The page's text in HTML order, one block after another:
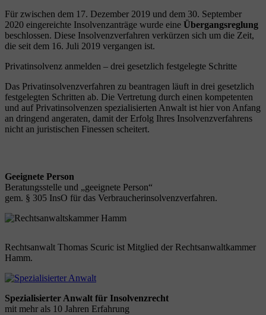
Für zwischen dem 17. Dezember 2019 und dem 30. September
2020 eingereichte Insolvenzanträge wurde eine Übergangsreglung
beschlossen. Diese Insolvenzverfahren verkürzen sich um die Zeit,
die seit dem 16. Juli 2019 vergangen ist.
Privatinsolvenz anmelden – drei gesetzlich festgelegte Schritte
Das Privatinsolvenzverfahren zu beantragen läuft in drei gesetzlich
festgelegten Schritten ab. Die Vertretung durch einen kompetenten
und auf Privatinsolvenzen spezialisierten Anwalt ist hier von Anfang
an dringend angeraten, damit der Erfolg Ihres Insolvenzverfahrens
nicht an juristischen Finessen scheitert.
Geeignete Person
Beratungsstelle und „geeignete Person“
gem. § 305 InsO für das Verbraucherinsolvenzverfahren.
Rechtsanwalt Thomas Scuric ist Mitglied der Rechtsanwaltkammer
Hamm.
Spezialisierter Anwalt für Insolvenzrecht
mit mehr als 10 Jahren Erfahrung